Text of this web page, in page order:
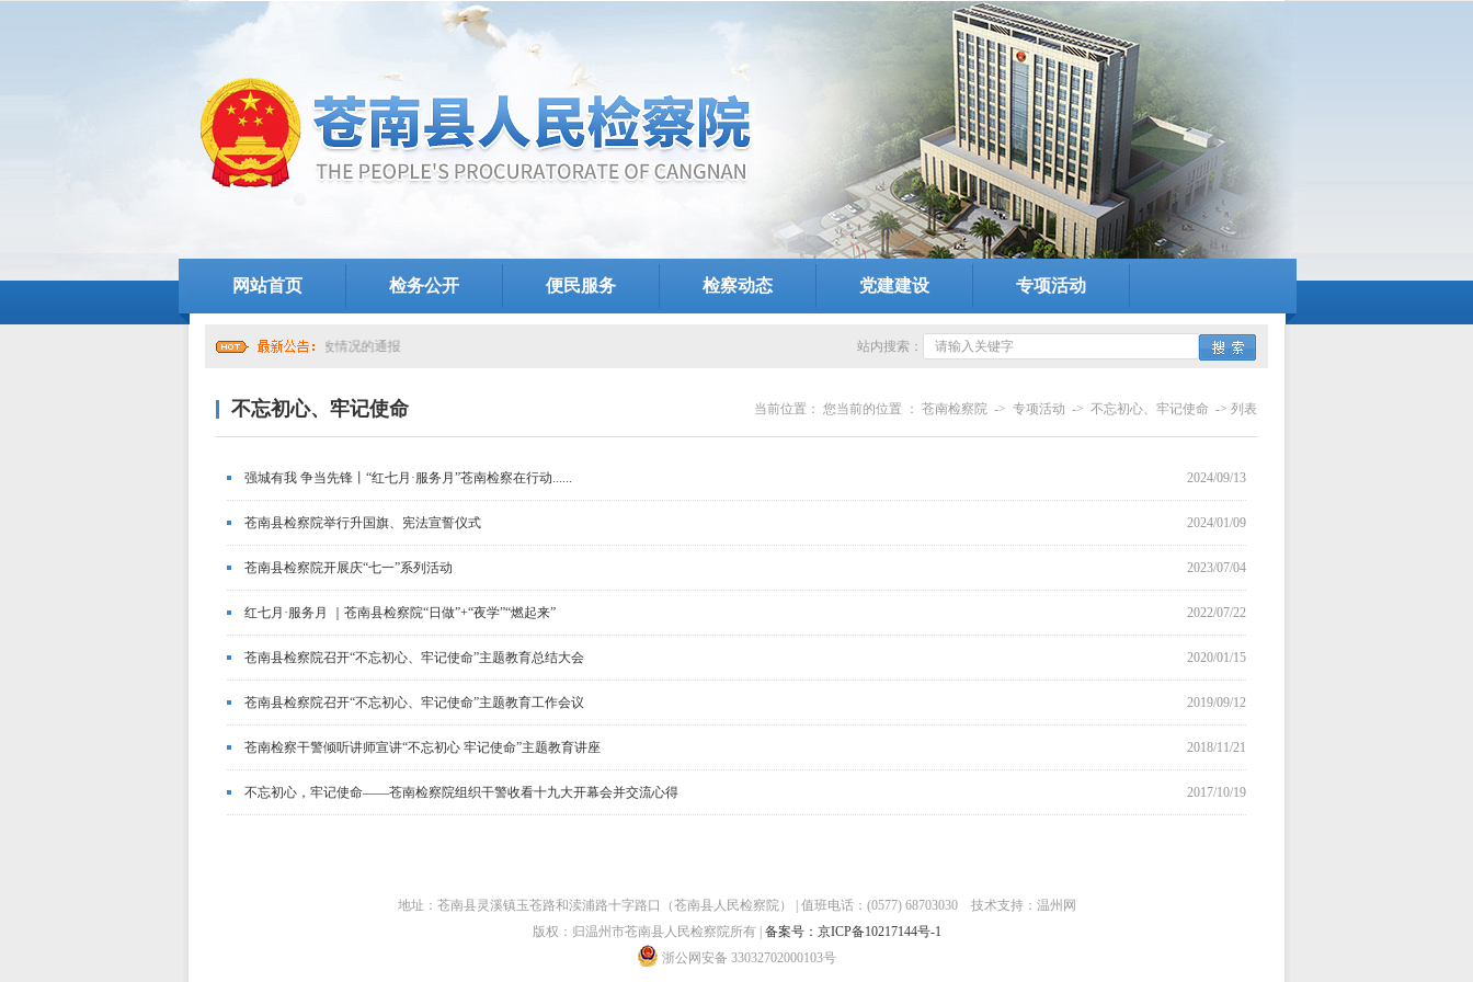
网站首页 检务公开 便民服务 检察动态 党建建设 专项活动
站内搜索：
中共苍南县人民检察院党组关于提级巡察整改情况的通报
当前位置： 您当前的位置 ： 苍南检察院 -> 专项活动 -> 不忘初心、牢记使命 -> 列表
不忘初心、牢记使命
2024/09/13
强城有我 争当先锋丨“红七月·服务月”苍南检察在行动......
2024/01/09
苍南县检察院举行升国旗、宪法宣誓仪式
2023/07/04
苍南县检察院开展庆“七一”系列活动
2022/07/22
红七月·服务月 ｜苍南县检察院“日做”+“夜学”“燃起来”
2020/01/15
苍南县检察院召开“不忘初心、牢记使命”主题教育总结大会
2019/09/12
苍南县检察院召开“不忘初心、牢记使命”主题教育工作会议
2018/11/21
苍南检察干警倾听讲师宣讲“不忘初心 牢记使命”主题教育讲座
2017/10/19
不忘初心，牢记使命——苍南检察院组织干警收看十九大开幕会并交流心得
地址：苍南县灵溪镇玉苍路和渎浦路十字路口（苍南县人民检察院） | 值班电话：(0577) 68703030 技术支持：温州网
版权：归温州市苍南县人民检察院所有 | 备案号：京ICP备10217144号-1
浙公网安备 33032702000103号